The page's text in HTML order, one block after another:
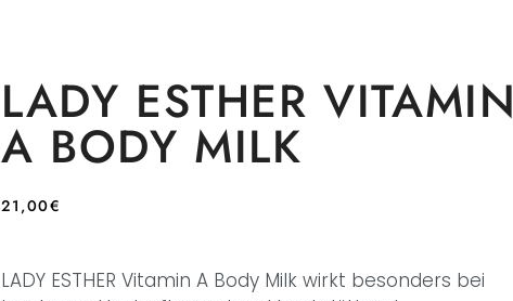
LADY ESTHER VITAMIN
A BODY MILK
21,00€
LADY ESTHER Vitamin A Body Milk wirkt besonders bei